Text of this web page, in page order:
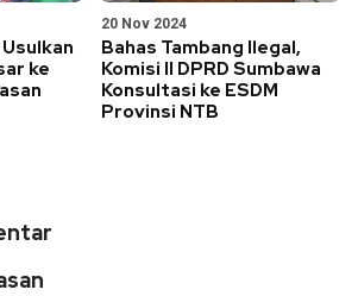
ke
20 Nov 2024
Bahas Tambang Ilegal,
Komisi II DPRD Sumbawa
Konsultasi ke ESDM
Provinsi NTB